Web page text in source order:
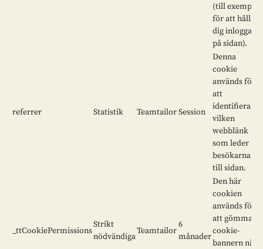
(till exempel
för att hålla
dig inloggad
på sidan).
referrer Statistik TeamtailorSession
Denna
cookie
används för
att
identifiera
vilken
webblänk
som leder
besökarna
till sidan.
_ttCookiePermissions
Strikt
nödvändiga
Teamtailor
6
månader
Den här
cookien
används för
att gömma
cookie-
bannern när